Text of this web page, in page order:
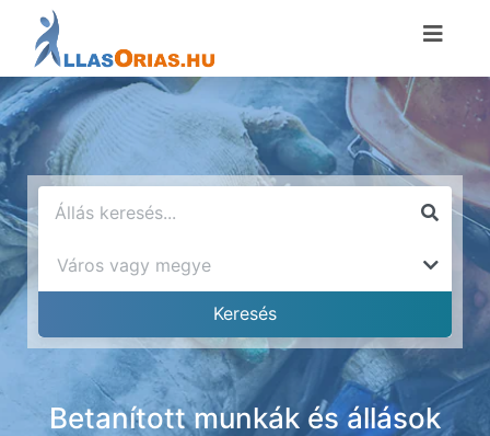
Betanított munkák és állások